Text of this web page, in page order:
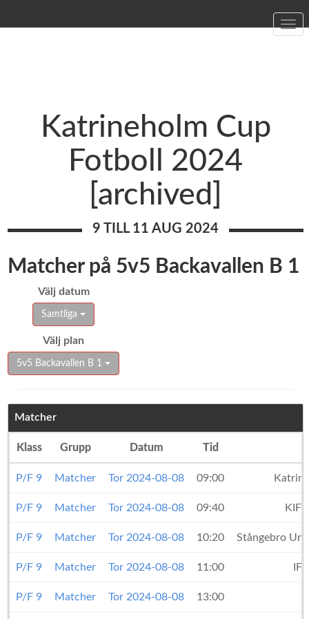
Katrineholm Cup
Fotboll 2024
[archived]
9 TILL 11 AUG 2024
Matcher på 5v5 Backavallen B 1
Välj datum
Samtliga
Välj plan
5v5 Backavallen B 1
Matcher
Klass Grupp Datum Tid
P/F 9 Matcher Tor 2024-08-08 09:00
P/F 9 Matcher Tor 2024-08-08 09:40 KIF
P/F 9 Matcher Tor 2024-08-08 10:20 Stångebro
P/F 9 Matcher Tor 2024-08-08 11:00
P/F 9 Matcher Tor 2024-08-08 13:00